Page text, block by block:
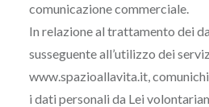
comunicazione commerciale.
In relazione al trattamento dei
susseguente all’utilizzo dei
www.spazioallavita.it,
i dati personali da Lei